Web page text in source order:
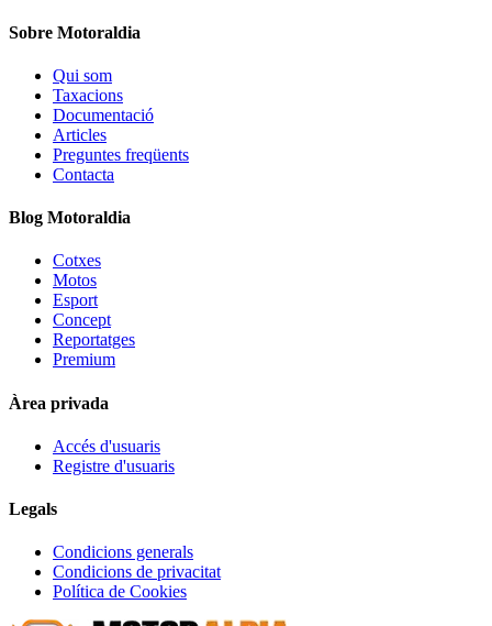
Sobre Motoraldia
Qui som
Taxacions
Documentació
Articles
Preguntes freqüents
Contacta
Blog Motoraldia
Cotxes
Motos
Esport
Concept
Reportatges
Premium
Àrea privada
Accés d'usuaris
Registre d'usuaris
Legals
Condicions generals
Condicions de privacitat
Política de Cookies